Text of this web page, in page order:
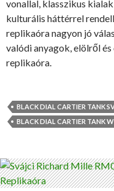
vonallal, klasszikus
kulturális háttérrel
replikaóra nagyon jó
valódi anyagok, elölről
replikaóra.
BLACK DIAL CARTIER TANK
BLACK DIAL CARTIER TANK